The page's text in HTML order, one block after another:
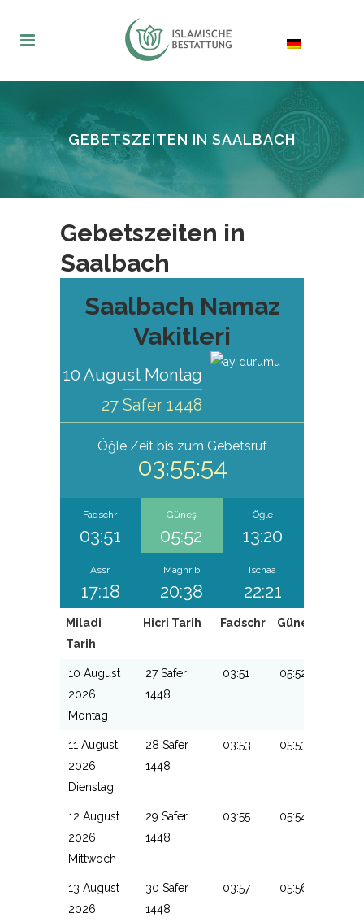
GEBETSZEITEN IN SAALBACH
Gebetszeiten in
Saalbach
Saalbach Namaz
Vakitleri
10 August Montag
27 Safer 1448
ÖğleZeit bis zum Gebetsruf
03:55:54
Fadschr
03:51
Güneş
05:52
Öğle
13:20
Assr
17:18
Maghrib
20:38
Ischaa
22:21
Miladi
Tarih
Hicri Tarih Fadschr Güneş
10 August
2026
Montag
27 Safer
1448
03:51 05:52
11 August
2026
Dienstag
28 Safer
1448
03:53 05:53
12 August
2026
Mittwoch
29 Safer
1448
03:55 05:54
13 August
2026
30 Safer
1448
03:57 05:56